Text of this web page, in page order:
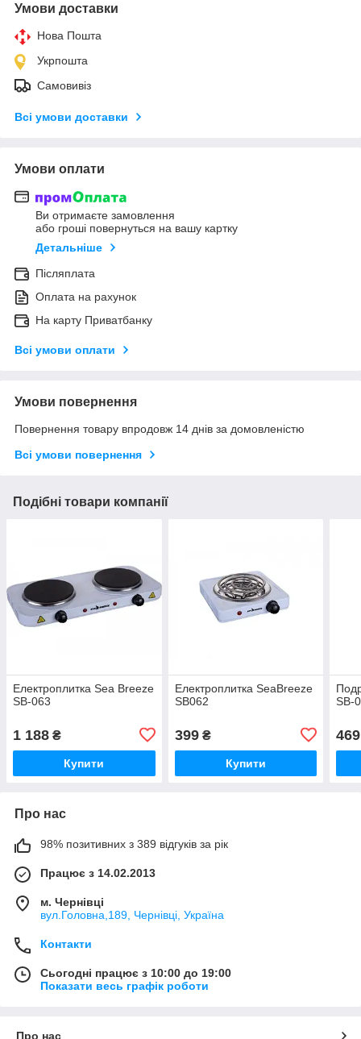
Умови доставки
Нова Пошта
Укрпошта
Самовивіз
Всі умови доставки
Умови оплати
Ви отримаєте замовлення
або гроші повернуться на вашу картку
Детальніше
Післяплата
Оплата на рахунок
На карту Приватбанку
Всі умови оплати
Умови повернення
Повернення товару впродовж 14 днів за домовленістю
Всі умови повернення
Подібні товари компанії
Електроплитка Sea Breeze
SB-063
1 188 ₴
Купити
Електроплитка SeaBreeze
SB062
399₴
Купити
SB-
469
Про нас
98% позитивних з 389 відгуків за рік
Працює з 14.02.2013
м. Чернівці
вул.Головна,189, Чернівці, Україна
Контакти
Сьогодні працює з 10:00 до 19:00
Показати весь графік роботи
Про нас